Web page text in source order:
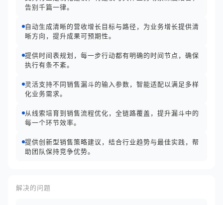
告别千篇一律。
自动生成清晰的营收增长目标与路径，为业务增长提供清
晰方向，提升成果可预期性。
提供时间表规划，每一步行动都有明确的时间节点，确保
执行有条不紊。
灵活支持不同销售漏斗的输入参数，智能适配以满足多样
化业务需求。
从线索培育到销售流程优化，全链路覆盖，提升漏斗中的
每一个环节效率。
提供创新型销售策略建议，结合行业趋势与最佳实践，帮
助团队保持竞争优势。
解决的问题